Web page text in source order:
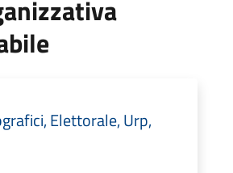
Elettorale, Urp,